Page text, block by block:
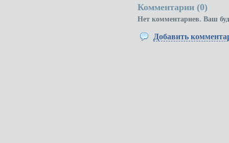
Комментарии (0)
Нет комментариев. Ваш
Добавить